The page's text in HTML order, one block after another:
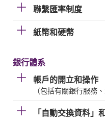
聯繫匯率制度
紙幣和硬幣
銀行體系
帳戶的開立和操作
（包括有關銀行服務
「自動交換資料」